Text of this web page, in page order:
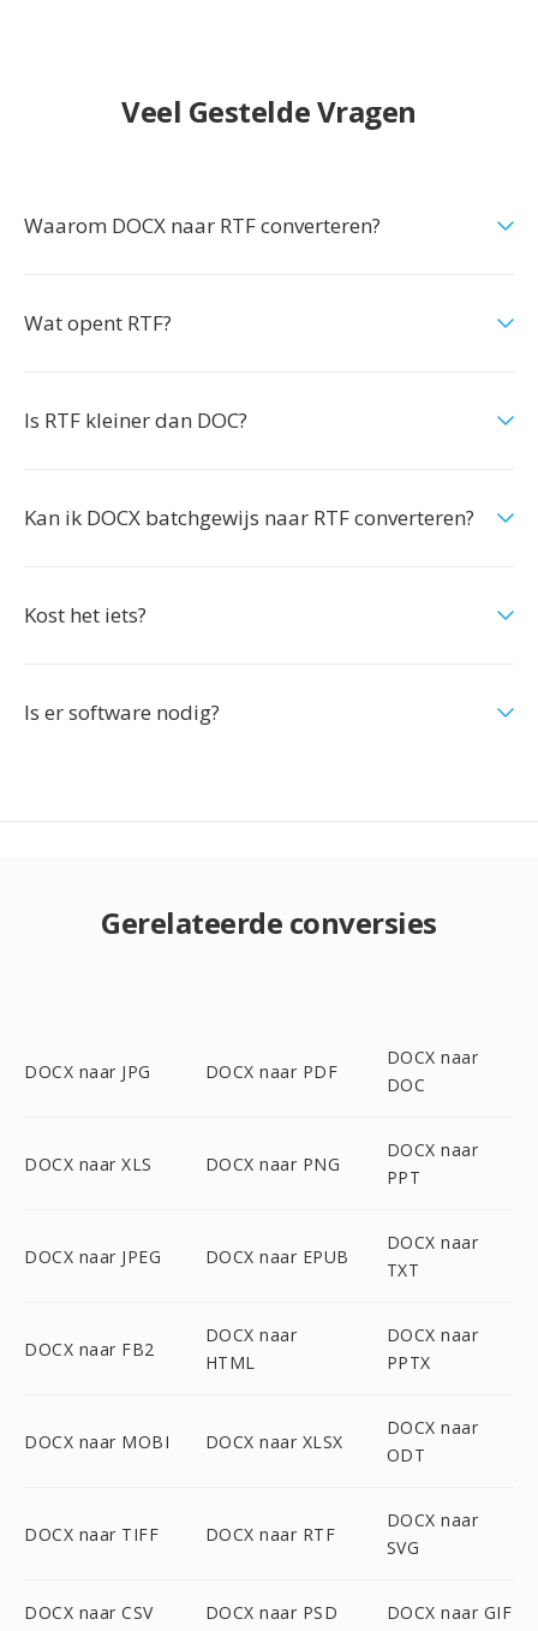
Veel Gestelde Vragen
Waarom DOCX naar RTF converteren?
Wat opent RTF?
Is RTF kleiner dan DOC?
Kan ik DOCX batchgewijs naar RTF converteren?
Kost het iets?
Is er software nodig?
Gerelateerde conversies
DOCX naar JPG DOCX naar PDF
DOCX naar
DOC
DOCX naar XLS DOCX naar PNG
DOCX naar
PPT
DOCX naar JPEG DOCX naar EPUB
DOCX naar
TXT
DOCX naar FB2
DOCX naar
HTML
DOCX naar
PPTX
DOCX naar MOBI DOCX naar XLSX
DOCX naar
ODT
DOCX naar TIFF DOCX naar RTF
DOCX naar
SVG
DOCX naar CSV DOCX naar PSD DOCX naar GIF